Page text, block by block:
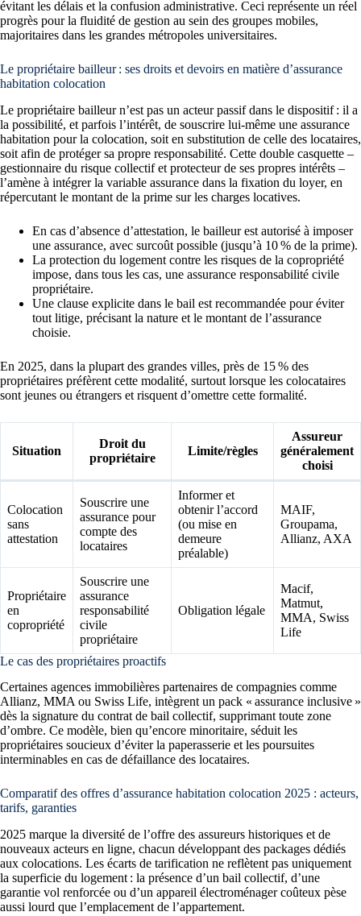
évitant les délais et la confusion administrative. Ceci représente un réel
progrès pour la fluidité de gestion au sein des groupes mobiles,
majoritaires dans les grandes métropoles universitaires.
Le propriétaire bailleur : ses droits et devoirs en matière d’assurance
habitation colocation
Le propriétaire bailleur n’est pas un acteur passif dans le dispositif : il a
la possibilité, et parfois l’intérêt, de souscrire lui-même une assurance
habitation pour la colocation, soit en substitution de celle des locataires,
soit afin de protéger sa propre responsabilité. Cette double casquette –
gestionnaire du risque collectif et protecteur de ses propres intérêts –
l’amène à intégrer la variable assurance dans la fixation du loyer, en
répercutant le montant de la prime sur les charges locatives.
En cas d’absence d’attestation, le bailleur est autorisé à imposer
une assurance, avec surcoût possible (jusqu’à 10 % de la prime).
La protection du logement contre les risques de la copropriété
impose, dans tous les cas, une assurance responsabilité civile
propriétaire.
Une clause explicite dans le bail est recommandée pour éviter
tout litige, précisant la nature et le montant de l’assurance
choisie.
En 2025, dans la plupart des grandes villes, près de 15 % des
propriétaires préfèrent cette modalité, surtout lorsque les colocataires
sont jeunes ou étrangers et risquent d’omettre cette formalité.
Situation
Droit du
propriétaire
Limite/règles
Assureur
généralement
choisi
Colocation
sans
attestation
Souscrire une
assurance pour
compte des
locataires
Informer et
obtenir l’accord
(ou mise en
demeure
préalable)
MAIF,
Groupama,
Allianz, AXA
Propriétaire
en
copropriété
Souscrire une
assurance
responsabilité
civile
propriétaire
Obligation légale
Macif,
Matmut,
MMA, Swiss
Life
Le cas des propriétaires proactifs
Certaines agences immobilières partenaires de compagnies comme
Allianz, MMA ou Swiss Life, intègrent un pack « assurance inclusive »
dès la signature du contrat de bail collectif, supprimant toute zone
d’ombre. Ce modèle, bien qu’encore minoritaire, séduit les
propriétaires soucieux d’éviter la paperasserie et les poursuites
interminables en cas de défaillance des locataires.
Comparatif des offres d’assurance habitation colocation 2025 : acteurs,
tarifs, garanties
2025 marque la diversité de l’offre des assureurs historiques et de
nouveaux acteurs en ligne, chacun développant des packages dédiés
aux colocations. Les écarts de tarification ne reflètent pas uniquement
la superficie du logement : la présence d’un bail collectif, d’une
garantie vol renforcée ou d’un appareil électroménager coûteux pèse
aussi lourd que l’emplacement de l’appartement.